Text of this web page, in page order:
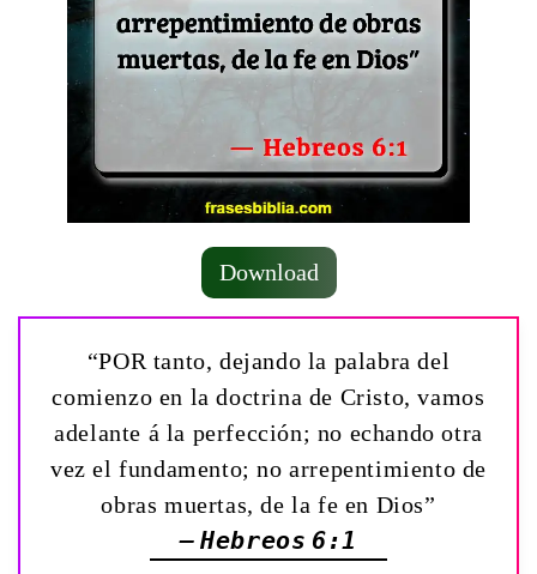
Download
“POR tanto, dejando la palabra del
comienzo en la doctrina de Cristo, vamos
adelante á la perfección; no echando otra
vez el fundamento; no arrepentimiento de
obras muertas, de la fe en Dios”
— Hebreos 6:1